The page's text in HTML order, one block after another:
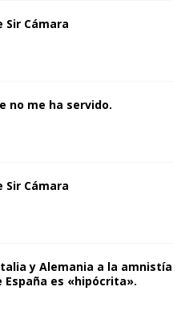
Sir Cámara
no me ha servido.
Sir Cámara
y Alemania a la amnistía
es «hipócrita».